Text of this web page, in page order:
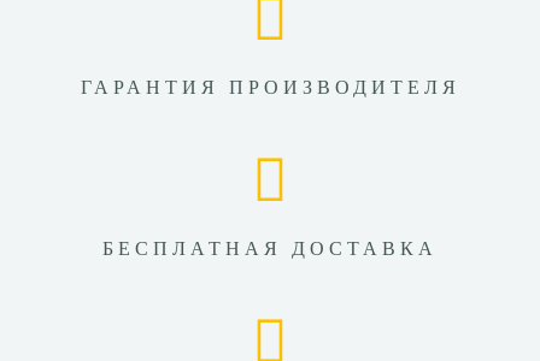
ГАРАНТИЯ ПРОИЗВОДИТЕЛЯ
БЕСПЛАТНАЯ ДОСТАВКА